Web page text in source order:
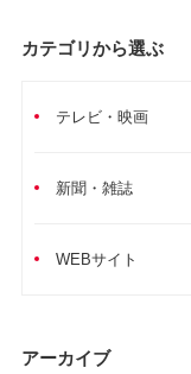
カテゴリから選ぶ
テレビ・映画
新聞・雑誌
WEBサイト
アーカイブ